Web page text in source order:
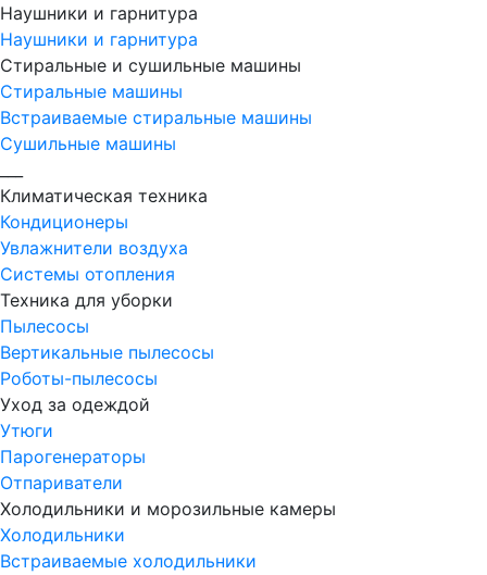
Наушники и гарнитура
Наушники и гарнитура
Стиральные и сушильные машины
Стиральные машины
Встраиваемые стиральные машины
Сушильные машины
Климатическая техника
Кондиционеры
Увлажнители воздуха
Системы отопления
Техника для уборки
Пылесосы
Вертикальные пылесосы
Роботы-пылесосы
Уход за одеждой
Утюги
Парогенераторы
Отпариватели
Холодильники и морозильные камеры
Холодильники
Встраиваемые холодильники